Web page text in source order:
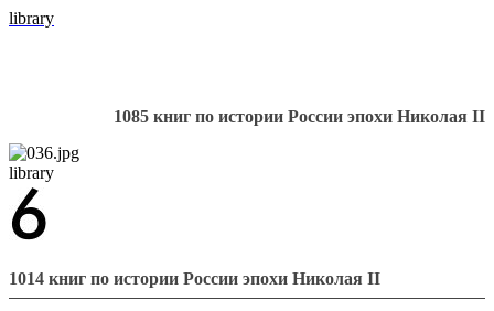
library
1085 книг по истории России эпохи Николая II
library
1014 книг по истории России эпохи Николая II